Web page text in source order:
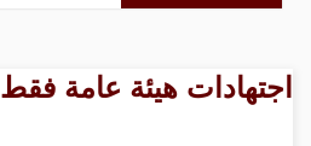
اجتهادات هيئة عامة فقط 2003 وماقبل